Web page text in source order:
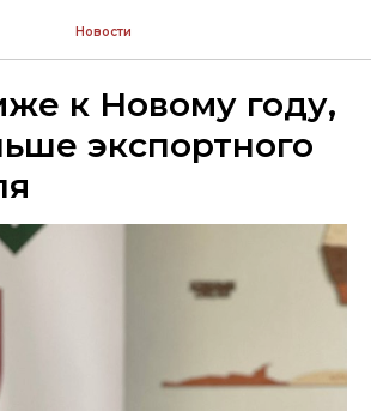
Новости
к Новому году,
экспортного